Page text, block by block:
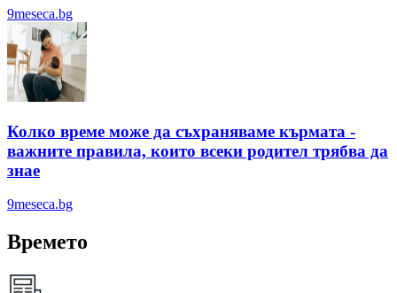
9meseca.bg
Колко време може да съхраняваме кърмата -
важните правила, които всеки родител трябва да
знае
9meseca.bg
Времето